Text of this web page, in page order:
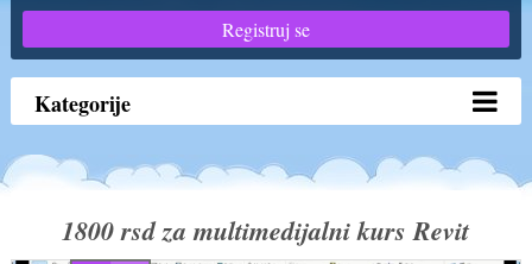
Registruj se
Kategorije
1800 rsd za multimedijalni kurs Revit